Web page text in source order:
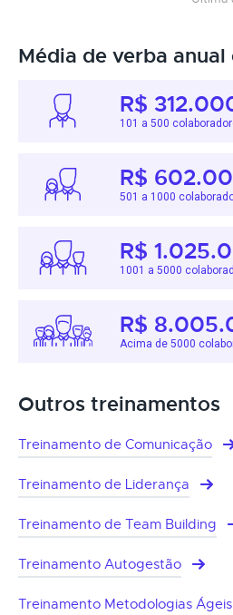
Média de verba
R$
101 a 500
R$
501 a 1000
R$
1001 a 5000
R$
Acima de 5000
Outros treinamentos
Treinamento de Comunicação
Treinamento de Liderança
Treinamento de Team Building
Treinamento Autogestão
Treinamento Metodologias Ágeis